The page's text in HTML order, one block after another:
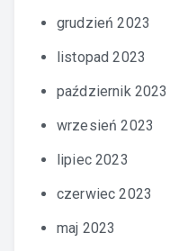
grudzień 2023
listopad 2023
październik 2023
wrzesień 2023
lipiec 2023
czerwiec 2023
maj 2023